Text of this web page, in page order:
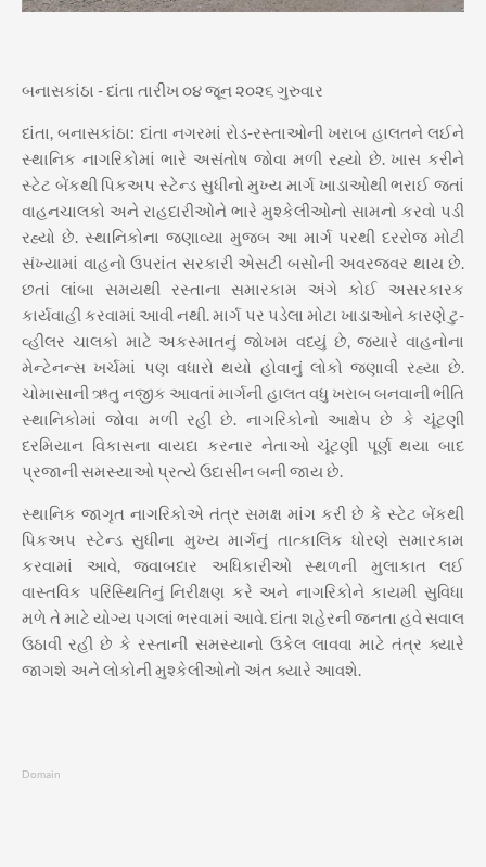
બનાસકાંઠા - દાંતા તારીખ ૦૪ જૂન ૨૦૨૬ ગુરુવાર
દાંતા, બનાસકાંઠા: દાંતા નગરમાં રોડ-રસ્તાઓની ખરાબ હાલતને લઈને
સ્થાનિક નાગરિકોમાં ભારે અસંતોષ જોવા મળી રહ્યો છે. ખાસ કરીને
સ્ટેટ બેંકથી પિકઅપ સ્ટેન્ડ સુધીનો મુખ્ય માર્ગ ખાડાઓથી ભરાઈ જતાં
વાહનચાલકો અને રાહદારીઓને ભારે મુશ્કેલીઓનો સામનો કરવો પડી
રહ્યો છે. સ્થાનિકોના જણાવ્યા મુજબ આ માર્ગ પરથી દરરોજ મોટી
સંખ્યામાં વાહનો ઉપરાંત સરકારી એસટી બસોની અવરજવર થાય છે.
છતાં લાંબા સમયથી રસ્તાના સમારકામ અંગે કોઈ અસરકારક
કાર્યવાહી કરવામાં આવી નથી. માર્ગ પર પડેલા મોટા ખાડાઓને કારણે ટુ-
વ્હીલર ચાલકો માટે અકસ્માતનું જોખમ વધ્યું છે, જ્યારે વાહનોના
મેન્ટેનન્સ ખર્ચમાં પણ વધારો થયો હોવાનું લોકો જણાવી રહ્યા છે.
ચોમાસાની ઋતુ નજીક આવતાં માર્ગની હાલત વધુ ખરાબ બનવાની ભીતિ
સ્થાનિકોમાં જોવા મળી રહી છે. નાગરિકોનો આક્ષેપ છે કે ચૂંટણી
દરમિયાન વિકાસના વાયદા કરનાર નેતાઓ ચૂંટણી પૂર્ણ થયા બાદ
પ્રજાની સમસ્યાઓ પ્રત્યે ઉદાસીન બની જાય છે.
સ્થાનિક જાગૃત નાગરિકોએ તંત્ર સમક્ષ માંગ કરી છે કે સ્ટેટ બેંકથી
પિકઅપ સ્ટેન્ડ સુધીના મુખ્ય માર્ગનું તાત્કાલિક ધોરણે સમારકામ
કરવામાં આવે, જવાબદાર અધિકારીઓ સ્થળની મુલાકાત લઈ
વાસ્તવિક પરિસ્થિતિનું નિરીક્ષણ કરે અને નાગરિકોને કાયમી સુવિધા
મળે તે માટે યોગ્ય પગલાં ભરવામાં આવે. દાંતા શહેરની જનતા હવે સવાલ
ઉઠાવી રહી છે કે રસ્તાની સમસ્યાનો ઉકેલ લાવવા માટે તંત્ર ક્યારે
જાગશે અને લોકોની મુશ્કેલીઓનો અંત ક્યારે આવશે.
Domain